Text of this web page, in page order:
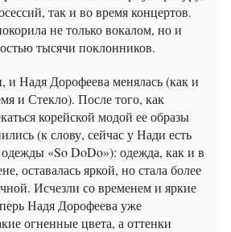
так и во время концертов.
не только вокалом, но и
тысячи поклонников.
Надя Дорофеева менялась (как и
и Стекло). После того, как
корейской модой ее образы
(к слову, сейчас у Нади есть
одежды «So DoDo»): одежда, как и в
оставалась яркой, но стала более
Исчезли со временем и яркие
Надя Дорофеева уже
огненные цвета, а оттенки